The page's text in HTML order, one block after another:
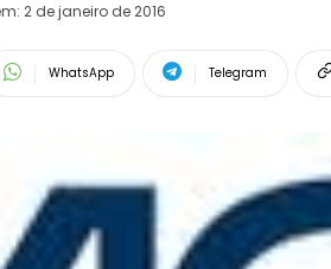
2 de janeiro de 2016
WhatsApp Telegram